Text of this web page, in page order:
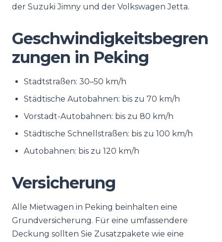
der Suzuki Jimny und der Volkswagen Jetta.
Geschwindigkeitsbegren
zungen in Peking
Stadtstraßen: 30–50 km/h
Städtische Autobahnen: bis zu 70 km/h
Vorstadt-Autobahnen: bis zu 80 km/h
Städtische Schnellstraßen: bis zu 100 km/h
Autobahnen: bis zu 120 km/h
Versicherung
Alle Mietwagen in Peking beinhalten eine
Grundversicherung. Für eine umfassendere
Deckung sollten Sie Zusatzpakete wie eine